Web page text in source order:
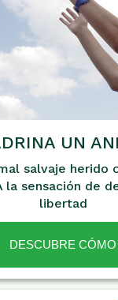
UN
salvaje herido
la sensación de
libertad
DESCUBRE CÓMO